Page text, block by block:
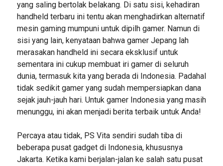
yang saling bertolak belakang. Di satu sisi, kehadiran
handheld terbaru ini tentu akan menghadirkan alternatif
mesin gaming mumpuni untuk dipilh gamer. Namun di
sisi yang lain, kenyataan bahwa gamer Jepang lah
merasakan handheld ini secara eksklusif untuk
sementara ini cukup membuat iri gamer di seluruh
dunia, termasuk kita yang berada di Indonesia. Padahal
tidak sedikit gamer yang sudah mempersiapkan dana
sejak jauh-jauh hari. Untuk gamer Indonesia yang masih
menunggu, ini akan menjadi berita terbaik untuk Anda!
Percaya atau tidak, PS Vita sendiri sudah tiba di
beberapa pusat gadget di Indonesia, khususnya
Jakarta. Ketika kami berjalan-jalan ke salah satu pusat